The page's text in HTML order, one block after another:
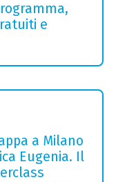
e
a Milano
Eugenia. Il